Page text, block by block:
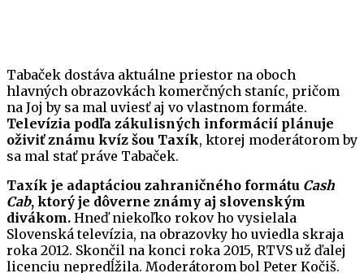
Tabaček dostáva aktuálne priestor na oboch
hlavných obrazovkách komerčných staníc, pričom
na Joj by sa mal uviesť aj vo vlastnom formáte.
Televízia podľa zákulisných informácií plánuje
oživiť známu kvíz šou Taxík, ktorej moderátorom by
sa mal stať práve Tabaček.
Taxík je adaptáciou zahraničného formátu Cash
Cab, ktorý je dôverne známy aj slovenským
divákom. Hneď niekoľko rokov ho vysielala
Slovenská televízia, na obrazovky ho uviedla skraja
roka 2012. Skončil na konci roka 2015, RTVS už ďalej
licenciu nepredĺžila. Moderátorom bol Peter Kočiš.